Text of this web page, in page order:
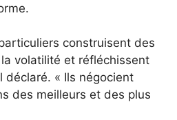
construisent des
volatilité et réfléchissent
« Ils négocient
des meilleurs et des plus